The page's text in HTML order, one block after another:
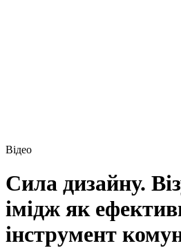
Відео
Сила дизайну.
імідж як
інструмент